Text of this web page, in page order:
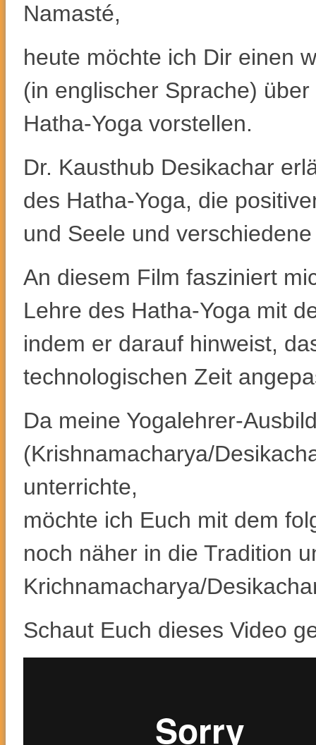
Namasté,
heute möchte ich Dir einen
(in englischer Sprache)
Hatha-Yoga vorstellen.
Dr. Kausthub Desikachar
des Hatha-Yoga, die
und Seele und
An diesem Film fasziniert
Lehre des Hatha-Yoga mit
indem er darauf hinweist,
technologischen Zeit
Da meine Yogalehrer-
(Krishnamacharya/
unterrichte,
möchte ich Euch mit dem
noch näher in die Tradition
Krichnamacharya/
Schaut Euch dieses Video